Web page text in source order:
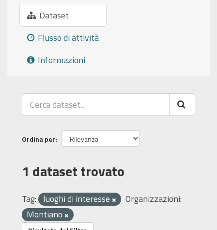
Dataset
Flusso di attività
Informazioni
Ordina per
1 dataset trovato
Tag: luoghi di interesse
Organizzazioni:
Montiano